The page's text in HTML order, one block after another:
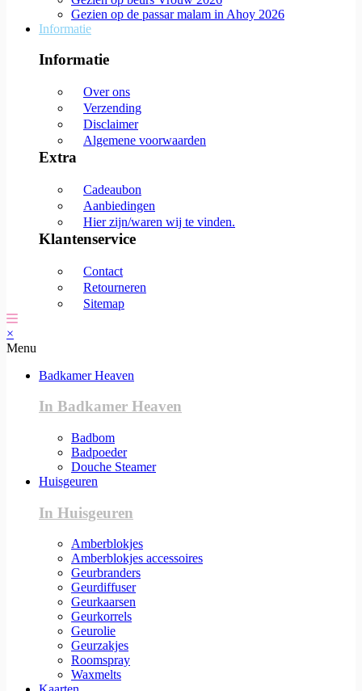
Gezien op de passar malam in Ahoy 2026
Informatie
Informatie
Over ons
Verzending
Disclaimer
Algemene voorwaarden
Extra
Cadeaubon
Aanbiedingen
Hier zijn/waren wij te vinden.
Klantenservice
Contact
Retourneren
Sitemap
×
Menu
Badkamer Heaven
In Badkamer Heaven
Badbom
Badpoeder
Douche Steamer
Huisgeuren
In Huisgeuren
Amberblokjes
Amberblokjes accessoires
Geurbranders
Geurdiffuser
Geurkaarsen
Geurkorrels
Geurolie
Geurzakjes
Roomspray
Waxmelts